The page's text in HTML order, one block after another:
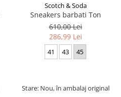
Scotch & Soda
Sneakers barbati Ton
610,00 Lei
286,99 Lei
41 43 45
Stare: Nou, în ambalaj original